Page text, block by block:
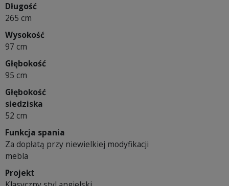
Długość
265 cm
Wysokość
97 cm
Głębokość
95 cm
Głębokość
siedziska
52 cm
Funkcja spania
Za dopłatą przy niewielkiej modyfikacji
mebla
Projekt